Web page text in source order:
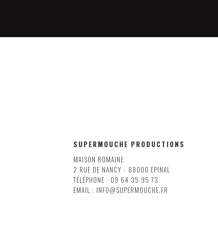
SUPERMOUCHE PRODUCTIONS
MAISON ROMAINE
2 RUE DE NANCY - 88000 EPINAL
TÉLÉPHONE : 09 64 35 95 73
EMAIL : INFO@SUPERMOUCHE.FR